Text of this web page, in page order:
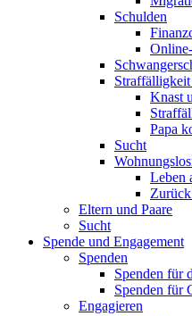
Schulden
Knast
Papa
Sucht
Leben
Eltern und Paare
Sucht
Spende und Engagement
Spenden
Spenden für
Spenden für
Engagieren